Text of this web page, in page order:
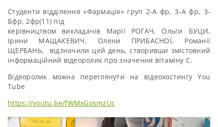
Студенти відділення «Фармація» груп 2-А фр, 3-А фр, 3-
Бфр, 2фр(11) під
керівництвом викладачів Марії РОГАЧ, Ольги БУЦИ,
Ірини МАЩАКЕВИЧ, Олени ПРИБАСНОЇ, Романії
ЩЕРБАНЬ, відзначили цей день, створивши змістовний
інформаційний відеоролик про значення вітаміну С.
Відеоролик можна переглянути на відеохостингу You
Тube
https://youtu.be/fWMxGosmzUc